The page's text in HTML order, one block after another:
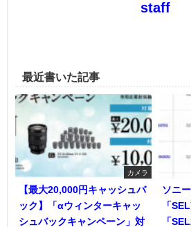
staff
最近書いた記事
カメラ
【最大20,000円キャッシュバ
ック】「αウィンターキャッ
シュバックキャンペーン」対
ソニ
「
「